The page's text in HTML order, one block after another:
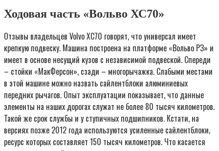
Ходовая часть «Вольво ХС70»
Отзывы владельцев Volvo XC70 говорят, что универсал имеет
крепкую подвеску. Машина построена на платформе «Вольво РЗ» и
имеет в основе несущий кузов с независимой подвеской. Спереди
– стойки «МакФерсон», сзади – многорычажка. Слабыми местами
в этой машине можно назвать сайлентблоки алюминиевых
передних рычагов. Опыт эксплуатации показывает, что данные
элементы на наших дорогах служат не более 80 тысяч километров.
Такой же срок службы и у ступичных подшипников. Кстати, на
версиях позже 2012 года используются усиленные сайлентблоки,
ресурс которых составляет 150 тысяч километров. Что касается